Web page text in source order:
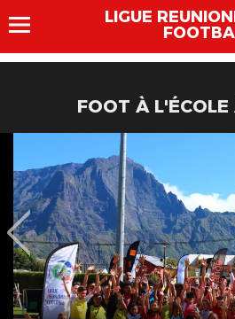
LIGUE
FOOT À L'ÉCOLE